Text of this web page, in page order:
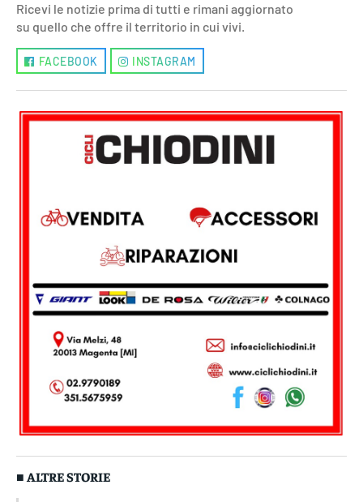
Ricevi le notizie prima di tutti e rimani aggiornato
su quello che offre il territorio in cui vivi.
FACEBOOK INSTAGRAM
■ ALTRE STORIE